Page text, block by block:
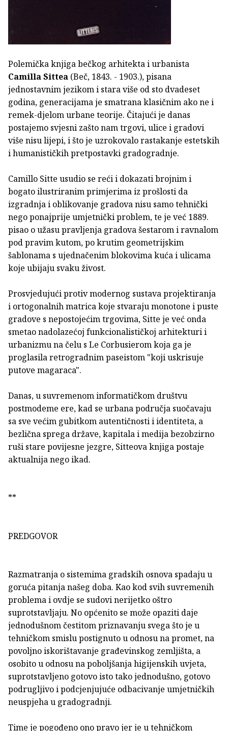
Polemička knjiga bečkog arhitekta i urbanista
Camilla Sittea (Beč, 1843. - 1903.), pisana
jednostavnim jezikom i stara više od sto dvadeset
godina, generacijama je smatrana klasičnim ako ne i
remek-djelom urbane teorije. Čitajući je danas
postajemo svjesni zašto nam trgovi, ulice i gradovi
više nisu lijepi, i što je uzrokovalo rastakanje estetskih
i humanističkih pretpostavki gradogradnje.
Camillo Sitte usudio se reći i dokazati brojnim i
bogato ilustriranim primjerima iz prošlosti da
izgradnja i oblikovanje gradova nisu samo tehnički
nego ponajprije umjetnički problem, te je već 1889.
pisao o užasu pravljenja gradova šestarom i ravnalom
pod pravim kutom, po krutim geometrijskim
šablonama s ujednačenim blokovima kuća i ulicama
koje ubijaju svaku živost.
Prosvjedujući protiv modernog sustava projektiranja
i ortogonalnih matrica koje stvaraju monotone i puste
gradove s nepostojećim trgovima, Sitte je već onda
smetao nadolazećoj funkcionalističkoj arhitekturi i
urbanizmu na čelu s Le Corbusierom koja ga je
proglasila retrogradnim paseistom "koji uskrisuje
putove magaraca".
Danas, u suvremenom informatičkom društvu
postmodeme ere, kad se urbana područja suočavaju
sa sve većim gubitkom autentičnosti i identiteta, a
bezlična sprega države, kapitala i medija bezobzirno
ruši stare povijesne jezgre, Sitteova knjiga postaje
aktualnija nego ikad.
**
PREDGOVOR
Razmatranja o sistemima gradskih osnova spadaju u
goruća pitanja našeg doba. Kao kod svih suvremenih
problema i ovdje se sudovi nerijetko oštro
suprotstavljaju. No općenito se može opaziti daje
jednodušnom čestitom priznavanju svega što je u
tehničkom smislu postignuto u odnosu na promet, na
povoljno iskorištavanje građevinskog zemljišta, a
osobito u odnosu na poboljšanja higijenskih uvjeta,
suprotstavljeno gotovo isto tako jednodušno, gotovo
podrugljivo i podcjenjujuće odbacivanje umjetničkih
neuspjeha u gradogradnji.
Time je pogođeno ono pravo jer je u tehničkom